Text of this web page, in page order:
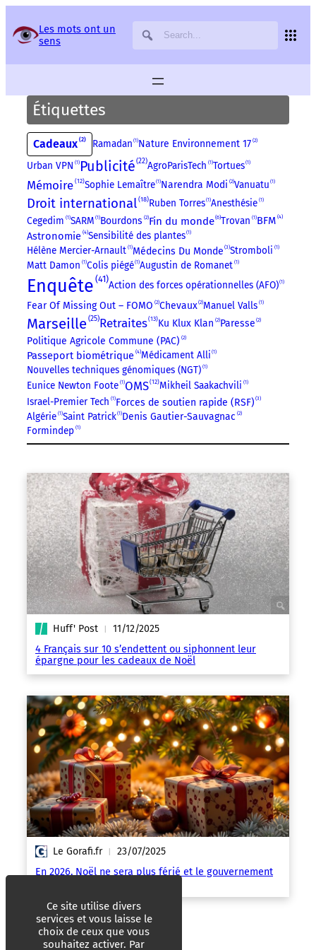
Les mots ont un
sens
Étiquettes
Cadeaux 2 Ramadan 1 Nature Environnement 17 2
Urban VPN 1 Publicité 22 AgroParisTech 1 Tortues 1
Mémoire 12 Sophie Lemaître 1 Narendra Modi 2 Vanuatu 1
Droit international 18 Ruben Torres 1 Anesthésie 1
Cegedim 1 SARM 1 Bourdons 2 Fin du monde 6 Trovan 1 BFM 4
Astronomie 4 Sensibilité des plantes 1
Hélène Mercier-Arnault 1 Médecins Du Monde 3 Stromboli 1
Matt Damon 1 Colis piégé 1 Augustin de Romanet 1
Enquête 41
Action des forces opérationnelles (AFO) 1
Fear Of Missing Out – FOMO 2 Chevaux 2 Manuel Valls 1
Marseille 25 Retraites 13 Ku Klux Klan 2 Paresse 2
Politique Agricole Commune (PAC) 2
Passeport biométrique 4 Médicament Alli 1
Nouvelles techniques génomiques (NGT) 1
Eunice Newton Foote 1 OMS 12 Mikheil Saakachvili 1
Israel-Premier Tech 1 Forces de soutien rapide (RSF) 3
Algérie 1 Saint Patrick 1 Denis Gautier-Sauvagnac 2
Formindep 1
Huff' Post | 11/12/2025
4 Français sur 10 s’endettent ou siphonnent leur
épargne pour les cadeaux de Noël
Le Gorafi.fr | 23/07/2025
En 2026, Noël ne sera plus férié et le gouvernement
Panneau de gestion des services
Ce site utilise divers
services et vous laisse le
choix de ceux que vous
souhaitez activer. Par